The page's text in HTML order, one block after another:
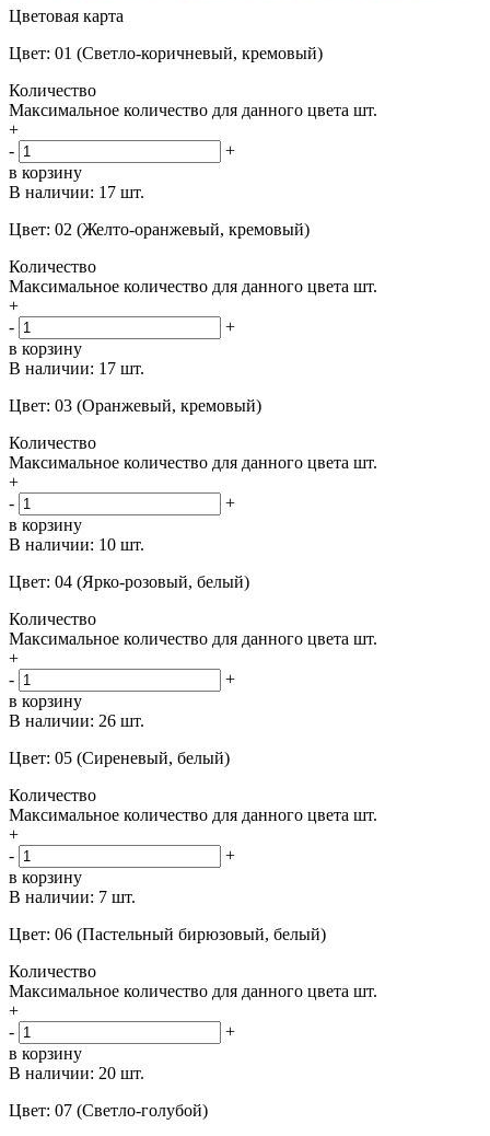
Цветовая карта
Цвет: 01 (Светло-коричневый, кремовый)
Количество
Максимальное количество для данного цвета шт.
+
-
+
в корзину
В наличии: 17 шт.
Цвет: 02 (Желто-оранжевый, кремовый)
Количество
Максимальное количество для данного цвета шт.
+
-
+
в корзину
В наличии: 17 шт.
Цвет: 03 (Оранжевый, кремовый)
Количество
Максимальное количество для данного цвета шт.
+
-
+
в корзину
В наличии: 10 шт.
Цвет: 04 (Ярко-розовый, белый)
Количество
Максимальное количество для данного цвета шт.
+
-
+
в корзину
В наличии: 26 шт.
Цвет: 05 (Сиреневый, белый)
Количество
Максимальное количество для данного цвета шт.
+
-
+
в корзину
В наличии: 7 шт.
Цвет: 06 (Пастельный бирюзовый, белый)
Количество
Максимальное количество для данного цвета шт.
+
-
+
в корзину
В наличии: 20 шт.
Цвет: 07 (Светло-голубой)